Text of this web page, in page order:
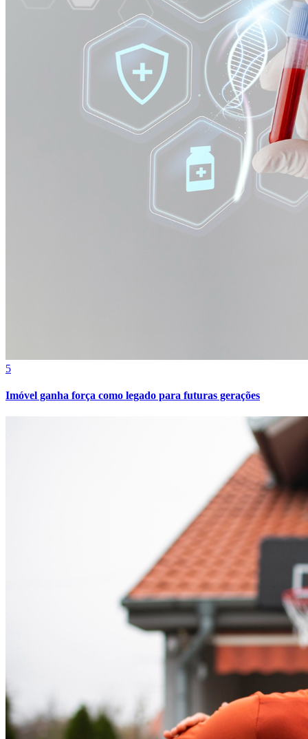
5
Imóvel ganha força como legado para futuras gerações